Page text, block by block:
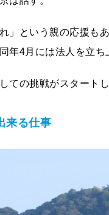
」という親の応援も
年4月には法人を立
ての挑戦がスタート
来る仕事